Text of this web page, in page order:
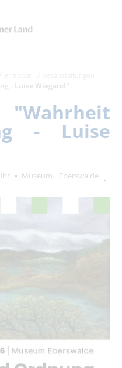
- Luise Wiegand"
- Luise
Museum Eberswalde